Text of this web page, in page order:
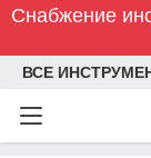
Снабжение
ВСЕ